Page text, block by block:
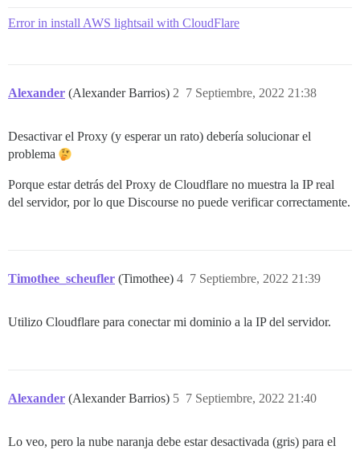
Error in install AWS lightsail with CloudFlare
Alexander (Alexander Barrios) 7 Septiembre, 2022 21:38
2
Desactivar el Proxy (y esperar un rato) debería solucionar el
problema
Porque estar detrás del Proxy de Cloudflare no muestra la IP real
del servidor, por lo que Discourse no puede verificar correctamente.
Timothee_scheufler (Timothee) 7 Septiembre, 2022 21:39
4
Utilizo Cloudflare para conectar mi dominio a la IP del servidor.
Alexander (Alexander Barrios) 7 Septiembre, 2022 21:40
5
Lo veo, pero la nube naranja debe estar desactivada (gris) para el